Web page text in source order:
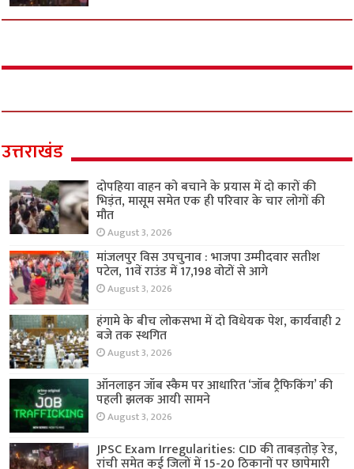
उत्तराखंड
दोपहिया वाहन को बचाने के प्रयास में दो कारों की
भिड़ंत, मासूम समेत एक ही परिवार के चार लोगों की
मौत
August 3, 2026
मांजलपुर विस उपचुनाव : भाजपा उम्मीदवार सतीश
पटेल, 11वें राउंड में 17,198 वोटों से आगे
August 3, 2026
हंगामे के बीच लोकसभा में दो विधेयक पेश, कार्यवाही 2
बजे तक स्थगित
August 3, 2026
ऑनलाइन जॉब स्कैम पर आधारित ‘जॉब ट्रैफिकिंग’ की
पहली झलक आयी सामने
August 3, 2026
JPSC Exam Irregularities: CID की ताबड़तोड़ रेड,
रांची समेत कई जिलों में 15-20 ठिकानों पर छापेमारी